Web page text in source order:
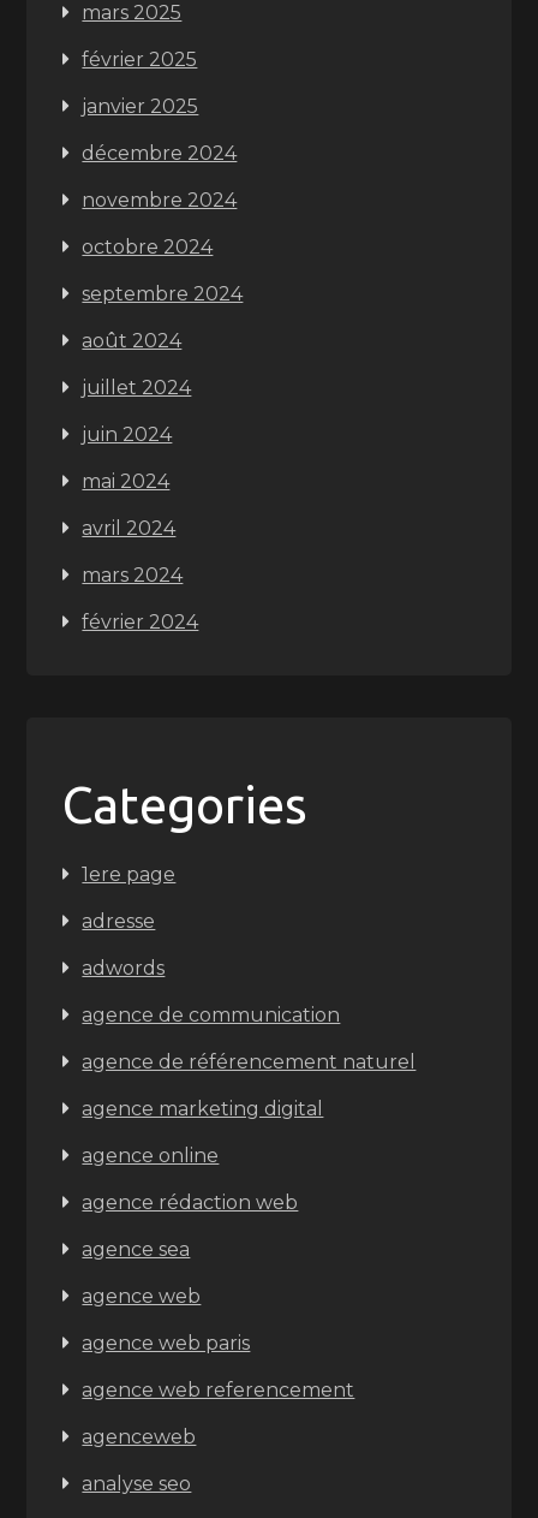
mars 2025
février 2025
janvier 2025
décembre 2024
novembre 2024
octobre 2024
septembre 2024
août 2024
juillet 2024
juin 2024
mai 2024
avril 2024
mars 2024
février 2024
Categories
1ere page
adresse
adwords
agence de communication
agence de référencement naturel
agence marketing digital
agence online
agence rédaction web
agence sea
agence web
agence web paris
agence web referencement
agenceweb
analyse seo